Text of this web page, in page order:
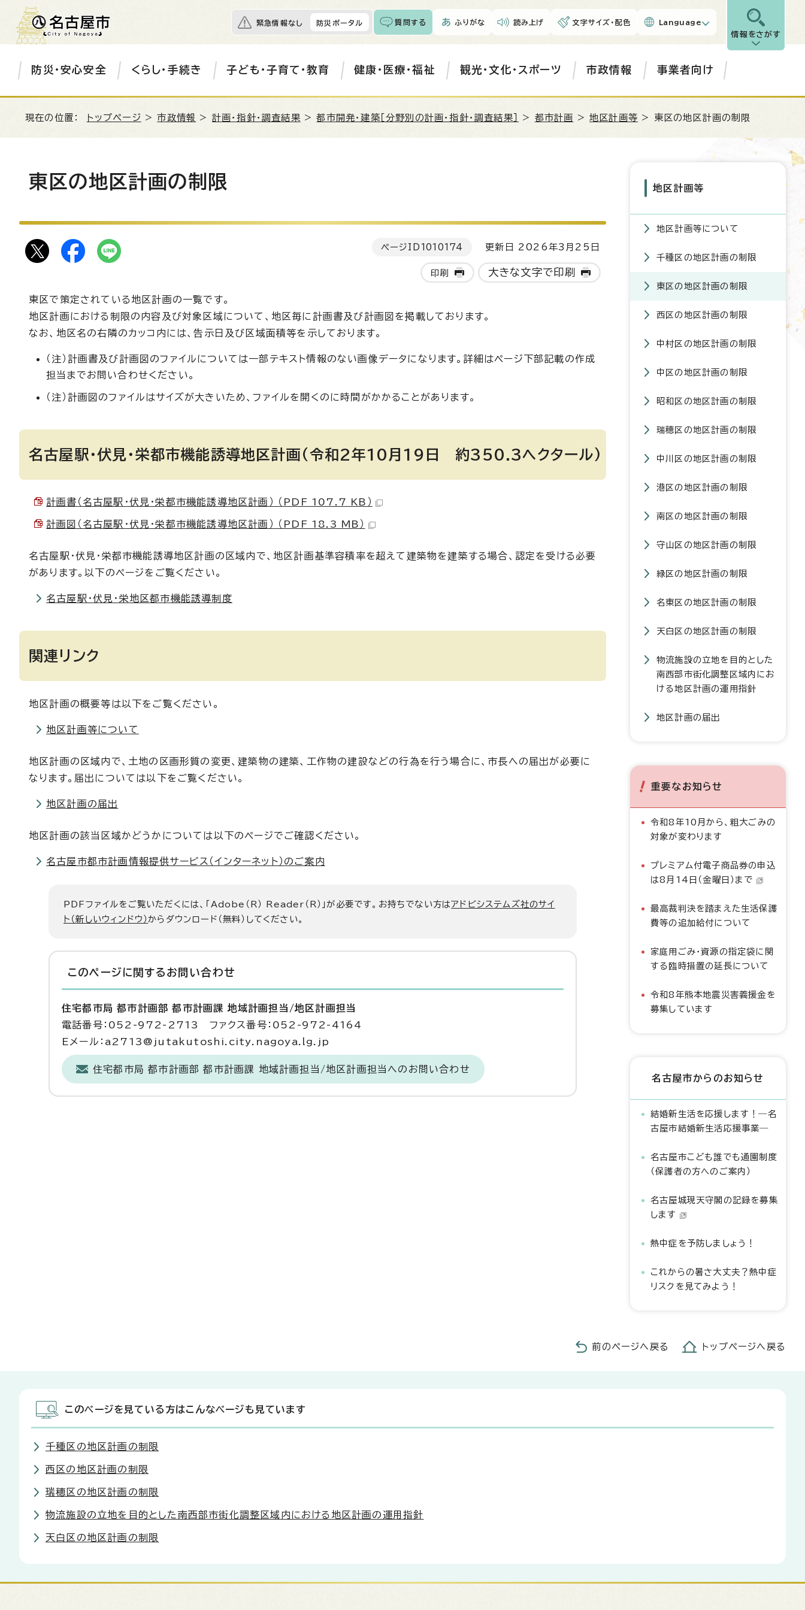
緊急情報なし 防災ポータル 質問する ふりがな 読み上げ 文字サイズ・配色 Language
情報をさがす
防災・安心安全 くらし・手続き 子ども・子育て・教育 健康・医療・福祉 観光・文化・スポーツ 市政情報 事業者向け
現在の位置： トップページ >市政情報 > 計画・指針・調査結果 >都市開発・建築［分野別の計画・指針・調査結果］ > 都市計画 >地区計画等 > 東区の地区計画の制限
東区の地区計画の制限
ページID 1010174 更新日 2026年3月25日
印刷 大きな文字で印刷
東区で策定されている地区計画の一覧です。
地区計画における制限の内容及び対象区域について、地区毎に計画書及び計画図を掲載しております。
なお、地区名の右隣のカッコ内には、告示日及び区域面積等を示しております。
（注）計画書及び計画図のファイルについては一部テキスト情報のない画像データになります。詳細はページ下部記載の作成
担当までお問い合わせください。
（注）計画図のファイルはサイズが大きいため、ファイルを開くのに時間がかかることがあります。
名古屋駅・伏見・栄都市機能誘導地区計画(令和2年10月19日 約350.3ヘクタール)
計画書（名古屋駅・伏見・栄都市機能誘導地区計画） （PDF 107.7 KB）
計画図（名古屋駅・伏見・栄都市機能誘導地区計画） （PDF 18.3 MB）
名古屋駅・伏見・栄都市機能誘導地区計画の区域内で、地区計画基準容積率を超えて建築物を建築する場合、認定を受ける必要
があります。以下のページをご覧ください。
名古屋駅・伏見・栄地区都市機能誘導制度
関連リンク
地区計画の概要等は以下をご覧ください。
地区計画等について
地区計画の区域内で、土地の区画形質の変更、建築物の建築、工作物の建設などの行為を行う場合に、市長への届出が必要に
なります。届出については以下をご覧ください。
地区計画の届出
地区計画の該当区域かどうかについては以下のページでご確認ください。
名古屋市都市計画情報提供サービス（インターネット）のご案内
PDFファイルをご覧いただくには、「Adobe（R） Reader（R）」が必要です。お持ちでない方はアドビシステムズ社のサイ
ト（新しいウィンドウ）からダウンロード（無料）してください。
このページに関する お問い合わせ
住宅都市局 都市計画部 都市計画課 地域計画担当/地区計画担当
電話番号：052-972-2713 ファクス番号：052-972-4164
Eメール：a2713@jutakutoshi.city.nagoya.lg.jp
住宅都市局 都市計画部 都市計画課 地域計画担当/地区計画担当へのお問い合わせ
地区計画等
地区計画等について
千種区の地区計画の制限
東区の地区計画の制限
西区の地区計画の制限
中村区の地区計画の制限
中区の地区計画の制限
昭和区の地区計画の制限
瑞穂区の地区計画の制限
中川区の地区計画の制限
港区の地区計画の制限
南区の地区計画の制限
守山区の地区計画の制限
緑区の地区計画の制限
名東区の地区計画の制限
天白区の地区計画の制限
物流施設の立地を目的とした
南西部市街化調整区域内にお
ける地区計画の運用指針
地区計画の届出
重要なお知らせ
令和8年10月から、粗大ごみの
対象が変わります
プレミアム付電子商品券の申込
は8月14日（金曜日）まで
最高裁判決を踏まえた生活保護
費等の追加給付について
家庭用ごみ・資源の指定袋に関
する臨時措置の延長について
令和8年熊本地震災害義援金を
募集しています
名古屋市からのお知らせ
結婚新生活を応援します！―名
古屋市結婚新生活応援事業―
名古屋市こども誰でも通園制度
（保護者の方へのご案内）
名古屋城現天守閣の記録を募集
します
熱中症を予防しましょう！
これからの暑さ大丈夫？熱中症
リスクを見てみよう！
前のページへ戻る トップページへ戻る
このページを見ている方はこんなページも見ています
千種区の地区計画の制限
西区の地区計画の制限
瑞穂区の地区計画の制限
物流施設の立地を目的とした南西部市街化調整区域内における地区計画の運用指針
天白区の地区計画の制限